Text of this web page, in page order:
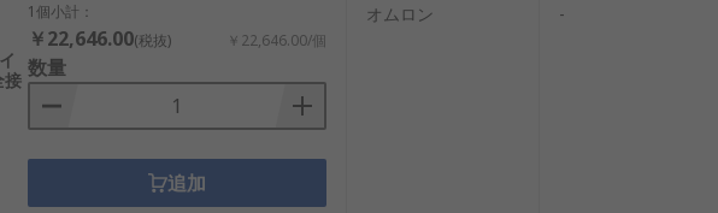
接
1個小計：
￥22,646.00(税抜) ￥22,646.00/個
数量
追加
オムロン -